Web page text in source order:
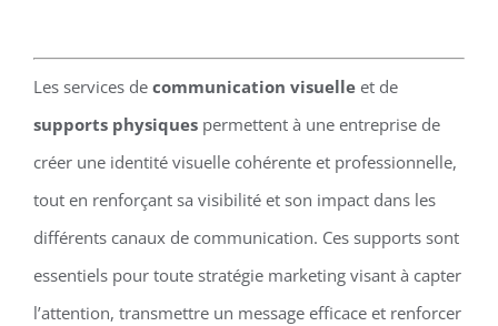
Les services de communication visuelleet de
supports physiquespermettent à une entreprise de
créer une identité visuelle cohérente et professionnelle,
tout en renforçant sa visibilité et son impact dans les
différents canaux de communication. Ces supports sont
essentiels pour toute stratégie marketing visant à capter
l’attention, transmettre un message efficace et renforcer